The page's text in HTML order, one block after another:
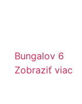
Bungalov 6
Zobraziť viac